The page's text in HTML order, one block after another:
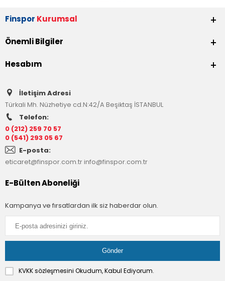
Finspor Kurumsal
Önemli Bilgiler
Hesabım
İletişim Adresi
Türkali Mh. Nüzhetiye cd.N:42/A Beşiktaş İSTANBUL
Telefon:
0 (212) 259 70 57
0 (541) 293 05 67
E-posta:
eticaret@finspor.com.trinfo@finspor.com.tr
E-Bülten Aboneliği
Kampanya ve fırsatlardan ilk siz haberdar olun.
KVKK sözleşmesini Okudum, Kabul Ediyorum.